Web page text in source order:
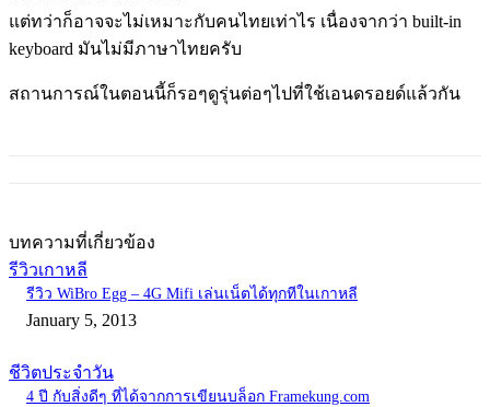
แต่ทว่าก็อาจจะไม่เหมาะกับคนไทยเท่าไร เนื่องจากว่า built-in
keyboard มันไม่มีภาษาไทยครับ
สถานการณ์ในตอนนี้ก็รอๆดูรุ่นต่อๆไปที่ใช้เอนดรอยด์แล้วกัน
บทความที่เกี่ยวข้อง
รีวิวเกาหลี
รีวิว WiBro Egg – 4G Mifi เล่นเน็ตได้ทุกทีในเกาหลี
January 5, 2013
ชีวิตประจำวัน
4 ปี กับสิ่งดีๆ ที่ได้จากการเขียนบล็อก Framekung.com